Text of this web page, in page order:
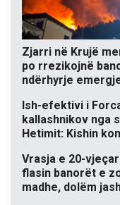
Zjarri në Krujë
po rrezikojnë
ndërhyrje
Ish-efektivi i
kallashnikov nga
Hetimit: Kishin
Vrasja e 20-
flasin banorët e
madhe, dolëm